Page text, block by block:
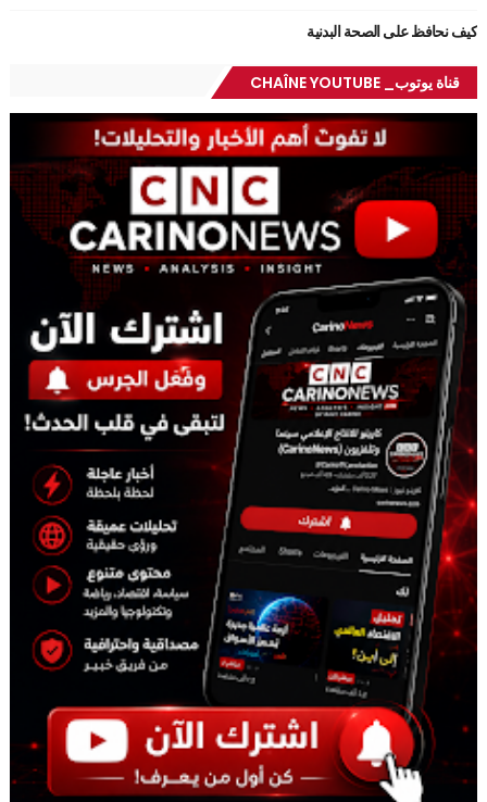
كيف نحافظ على الصحة البدنية
قناة يوتوب_ CHAÎNE YOUTUBE